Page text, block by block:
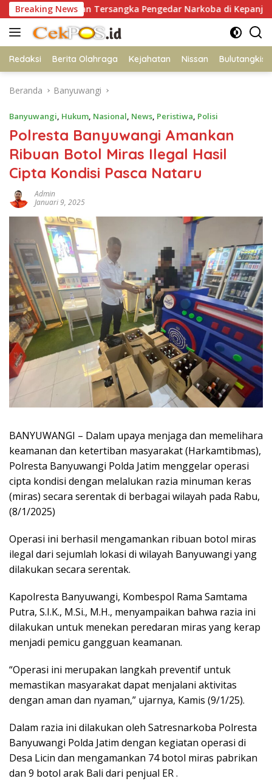
Langsung
ke
konten
Breaking News
Tersangka Pengedar Narkoba di Kepanjen, Sita Sabu
Redaksi Berita Olahraga Kejahatan Nissan Bulutangkis
Beranda Banyuwangi
Banyuwangi, Hukum, Nasional, News, Peristiwa, Polisi
Polresta Banyuwangi Amankan
Ribuan Botol Miras Ilegal Hasil
Cipta Kondisi Pasca Nataru
Admin
Januari 9, 2025
BANYUWANGI – Dalam upaya menjaga dan memelihara
keamanan dan ketertiban masyarakat (Harkamtibmas),
Polresta Banyuwangi Polda Jatim menggelar operasi
cipta kondisi dengan melalukan razia minuman keras
(miras) secara serentak di berbagai wilayah pada Rabu,
(8/1/2025)
Operasi ini berhasil mengamankan ribuan botol miras
ilegal dari sejumlah lokasi di wilayah Banyuwangi yang
dilakukan secara serentak.
Kapolresta Banyuwangi, Kombespol Rama Samtama
Putra, S.I.K., M.Si., M.H., menyampaikan bahwa razia ini
dilakukan untuk menekan peredaran miras yang kerap
menjadi pemicu gangguan keamanan.
“Operasi ini merupakan langkah preventif untuk
memastikan masyarakat dapat menjalani aktivitas
dengan aman dan nyaman,” ujarnya, Kamis (9/1/25).
Dalam razia ini dilakukan oleh Satresnarkoba Polresta
Banyuwangi Polda Jatim dengan kegiatan operasi di
Desa Licin dan mengamankan 74 botol miras pabrikan
dan 9 botol arak Bali dari penjual ER .